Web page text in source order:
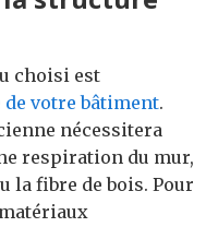
choisi est
votre bâtiment.
nécessitera
respiration du mur,
la fibre de bois. Pour